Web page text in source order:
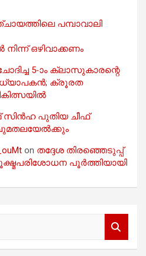
പമ്പാവാലി
ഒഴിവാക്കണം
5-ാം ക്ലാസുകാരന്റെ
ക്രൂരത
സിൻഹ പുതിയ ചീഫ്
on തദ്ദേശ തിരഞ്ഞെടുപ്പ്
പൂർത്തിയായി